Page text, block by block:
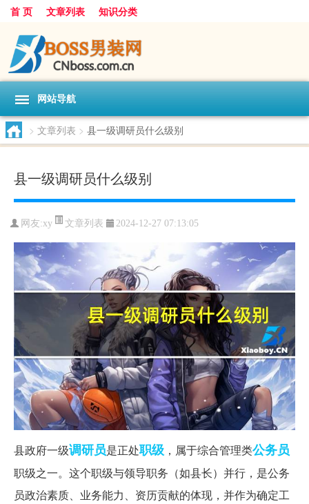
首 页 文章列表 知识分类
网站导航
> 文章列表 > 县一级调研员什么级别
县一级调研员什么级别
网友:xy 文章列表 2024-12-27 07:13:05
县政府一级调研员是正处职级 ，属于综合管理类公务员
职级之一。这个职级与领导职务（如县长）并行，是公务
员政治素质、业务能力、资历贡献的体现，并作为确定工